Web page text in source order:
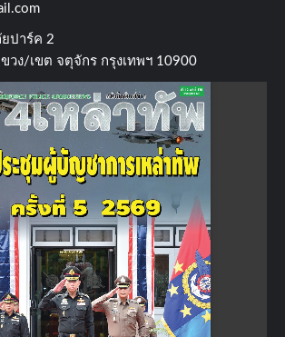
ปาร์ค​ 2
วง/เขต​ จตุจักร​ กรุงเทพฯ 10900